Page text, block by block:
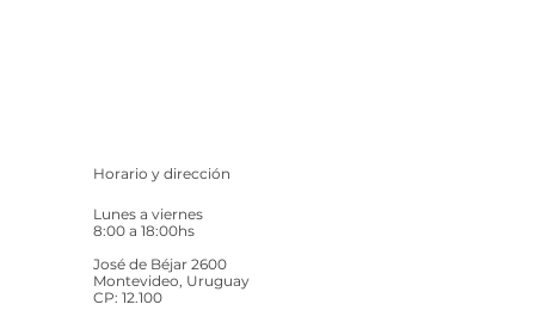
Horario y dirección
Lunes a viernes
8:00 a 18:00hs
José de Béjar 2600
Montevideo, Uruguay
CP: 12.100